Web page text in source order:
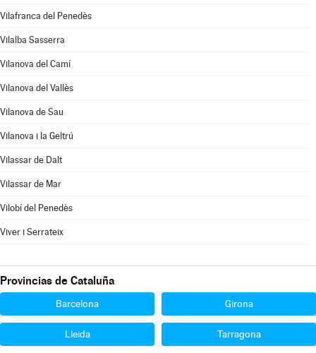
Vilafranca del Penedès
Vilalba Sasserra
Vilanova del Camí
Vilanova del Vallès
Vilanova de Sau
Vilanova i la Geltrú
Vilassar de Dalt
Vilassar de Mar
Vilobí del Penedès
Viver i Serrateix
Provincias de Cataluña
Barcelona Girona
Lleida Tarragona